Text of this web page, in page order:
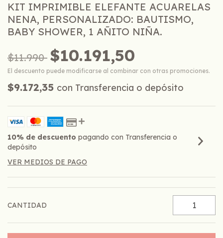
KIT IMPRIMIBLE ELEFANTE ACUARELAS
NENA, PERSONALIZADO: BAUTISMO,
BABY SHOWER, 1 AÑITO NIÑA.
$11.990 $10.191,50
El descuento puede modificarse al combinar con otras promociones.
$9.172,35 con Transferencia o depósito
10% de descuento pagando con Transferencia o
depósito
VER MEDIOS DE PAGO
CANTIDAD